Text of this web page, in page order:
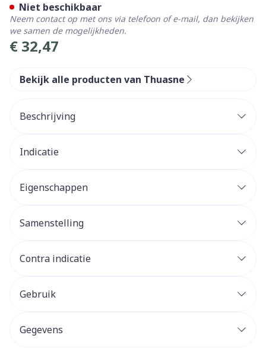
€ 32,47
Niet beschikbaar
Neem contact op met ons via telefoon of e-mail, dan bekijken
we samen de mogelijkheden.
Bekijk alle producten van Thuasne
Beschrijving
Indicatie
Eigenschappen
Samenstelling
Contra indicatie
Gebruik
Gegevens